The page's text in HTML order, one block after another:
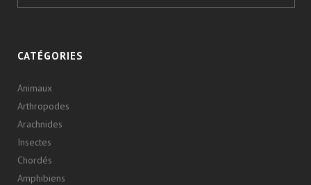
CATÉGORIES
Animaux
Arthropodes
Arachnides
Insectes
Chordés
Amphibiens